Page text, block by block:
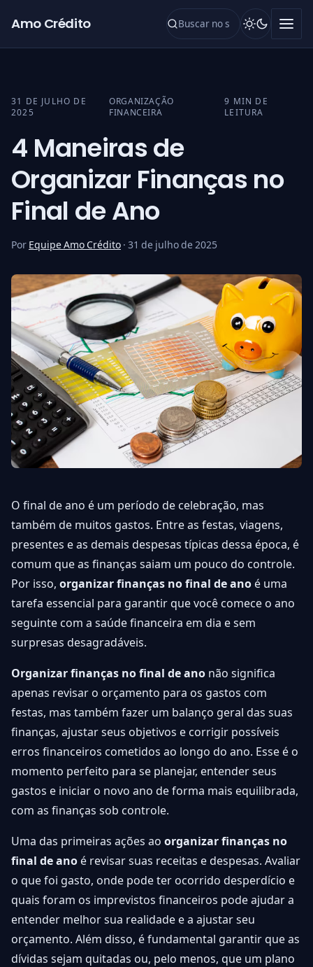
Amo Crédito
31 DE JULHO DE
2025
CATEGORIA:
ORGANIZAÇÃO
FINANCEIRA
9 MIN DE
LEITURA
4 Maneiras de
Organizar Finanças no
Final de Ano
Por Equipe Amo Crédito · 31 de julho de 2025
O final de ano é um período de celebração, mas
também de muitos gastos. Entre as festas, viagens,
presentes e as demais despesas típicas dessa época, é
comum que as finanças saiam um pouco do controle.
Por isso, organizar finanças no final de ano é uma
tarefa essencial para garantir que você comece o ano
seguinte com a saúde financeira em dia e sem
surpresas desagradáveis.
Organizar finanças no final de ano não significa
apenas revisar o orçamento para os gastos com
festas, mas também fazer um balanço geral das suas
finanças, ajustar seus objetivos e corrigir possíveis
erros financeiros cometidos ao longo do ano. Esse é o
momento perfeito para se planejar, entender seus
gastos e iniciar o novo ano de forma mais equilibrada,
com as finanças sob controle.
Uma das primeiras ações ao organizar finanças no
final de ano é revisar suas receitas e despesas. Avaliar
o que foi gasto, onde pode ter ocorrido desperdício e
quais foram os imprevistos financeiros pode ajudar a
entender melhor sua realidade e a ajustar seu
orçamento. Além disso, é fundamental garantir que as
dívidas sejam quitadas ou, pelo menos, que um plano